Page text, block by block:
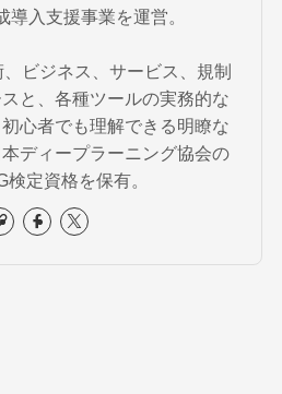
導入支援事業を運営。
ビジネス、サービス、規制
と、各種ツールの実務的な
心者でも理解できる明瞭な
ディープラーニング協会の
検定資格を保有。